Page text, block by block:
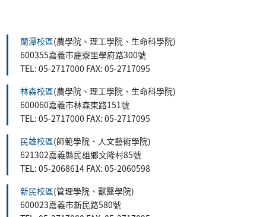
蘭潭校區(農學院、理工學院、生命科學院)
600355嘉義市鹿寮里學府路300號
TEL: 05-2717000 FAX: 05-2717095
林森校區(農學院、理工學院、生命科學院)
600060嘉義市林森東路151號
TEL: 05-2717000 FAX: 05-2717095
民雄校區(師範學院、人文藝術學院)
621302嘉義縣民雄鄉文隆村85號
TEL: 05-2068614 FAX: 05-2060598
新民校區(管理學院、獸醫學院)
600023嘉義市新民路580號